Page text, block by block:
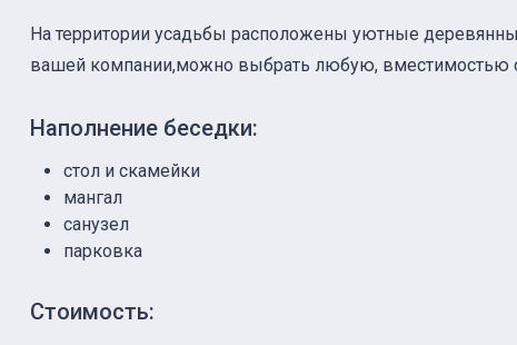
На территории усадьбы расположены уютные
вашей компании,можно выбрать любую, вместимостью
Наполнение беседки:
стол и скамейки
мангал
санузел
парковка
Стоимость: